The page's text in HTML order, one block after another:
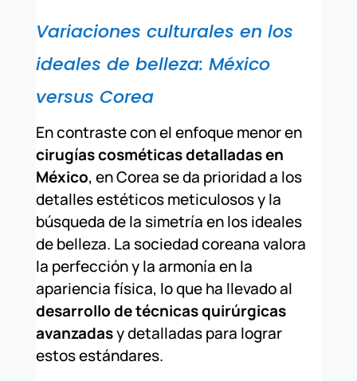
Variaciones culturales en los
ideales de belleza: México
versus Corea
En contraste con el enfoque menor en
cirugías cosméticas detalladas en
México, en Corea se da prioridad a los
detalles estéticos meticulosos y la
búsqueda de la simetría en los ideales
de belleza. La sociedad coreana valora
la perfección y la armonía en la
apariencia física, lo que ha llevado al
desarrollo de técnicas quirúrgicas
avanzadasy detalladas para lograr
estos estándares.